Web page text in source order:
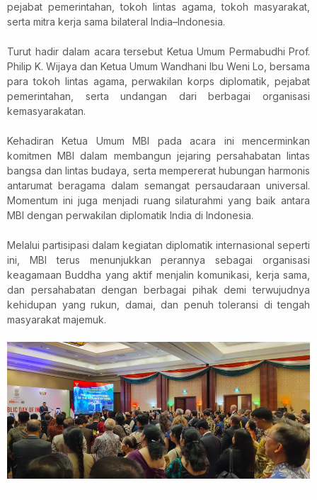
pejabat pemerintahan, tokoh lintas agama, tokoh masyarakat,
serta mitra kerja sama bilateral India–Indonesia.
Turut hadir dalam acara tersebut Ketua Umum Permabudhi Prof.
Philip K. Wijaya dan Ketua Umum Wandhani Ibu Weni Lo, bersama
para tokoh lintas agama, perwakilan korps diplomatik, pejabat
pemerintahan, serta undangan dari berbagai organisasi
kemasyarakatan.
Kehadiran Ketua Umum MBI pada acara ini mencerminkan
komitmen MBI dalam membangun jejaring persahabatan lintas
bangsa dan lintas budaya, serta mempererat hubungan harmonis
antarumat beragama dalam semangat persaudaraan universal.
Momentum ini juga menjadi ruang silaturahmi yang baik antara
MBI dengan perwakilan diplomatik India di Indonesia.
Melalui partisipasi dalam kegiatan diplomatik internasional seperti
ini, MBI terus menunjukkan perannya sebagai organisasi
keagamaan Buddha yang aktif menjalin komunikasi, kerja sama,
dan persahabatan dengan berbagai pihak demi terwujudnya
kehidupan yang rukun, damai, dan penuh toleransi di tengah
masyarakat majemuk.